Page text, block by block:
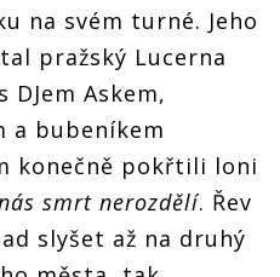
na svém turné. Jeho
pražský Lucerna
DJem Askem,
a bubeníkem
konečně pokřtili loni
smrt nerozdělí. Řev
slyšet až na druhý